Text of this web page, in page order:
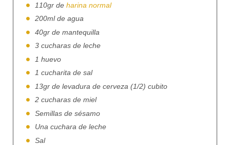
110gr de harina normal
200ml de agua
40gr de mantequilla
3 cucharas de leche
1 huevo
1 cucharita de sal
13gr de levadura de cerveza (1/2) cubito
2 cucharas de miel
Semillas de sésamo
Una cuchara de leche
Sal